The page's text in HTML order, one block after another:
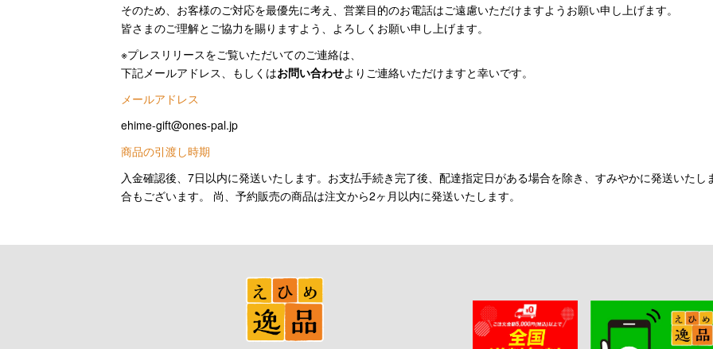
そのため、お客様のご対応を最優先に考え、営業目的のお電話はご遠慮いただけますようお願い申し上げます。
皆さまのご理解とご協力を賜りますよう、よろしくお願い申し上げます。
※プレスリリースをご覧いただいてのご連絡は、
下記メールアドレス、もしくはお問い合わせよりご連絡いただけますと幸いです。
メールアドレス
ehime-gift@ones-pal.jp
商品の引渡し時期
入金確認後、7日以内に発送いたします。お支払手続き完了後、配達指定日がある場合を除き、すみやかに発送いた
合もございます。 尚、予約販売の商品は注文から2ヶ月以内に発送いたします。